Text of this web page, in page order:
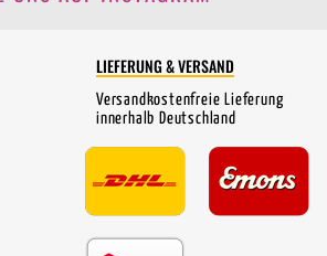
LIEFERUNG & VERSAND
Versandkostenfreie Lieferung
innerhalb Deutschland